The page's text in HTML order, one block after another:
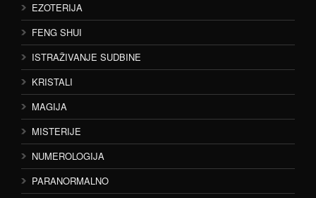
EZOTERIJA
FENG SHUI
ISTRAŽIVANJE SUDBINE
KRISTALI
MAGIJA
MISTERIJE
NUMEROLOGIJA
PARANORMALNO